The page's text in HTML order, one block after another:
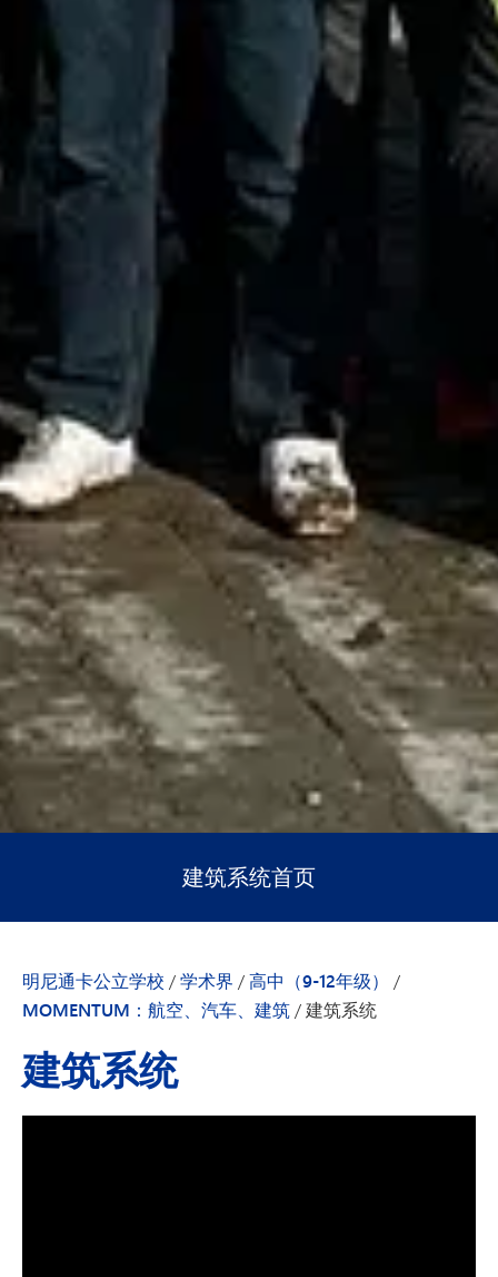
建筑系统首页
明尼通卡公立学校 /学术界 /高中（9-12年级） /
MOMENTUM：航空、汽车、建筑/建筑系统
建筑系统